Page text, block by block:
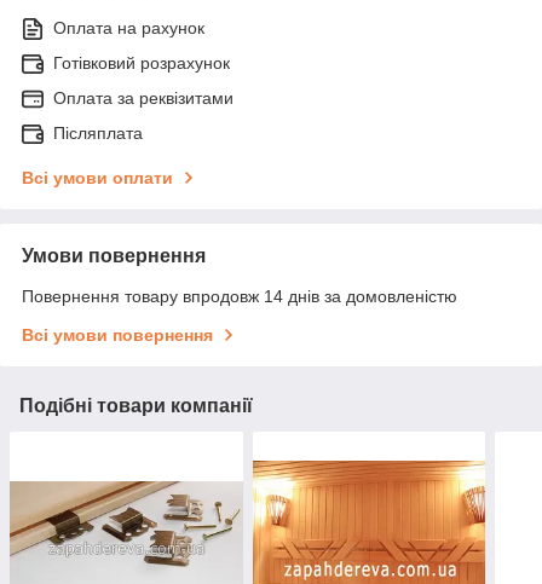
Оплата на рахунок
Готівковий розрахунок
Оплата за реквізитами
Післяплата
Всі умови оплати
Умови повернення
Повернення товару впродовж 14 днів за домовленістю
Всі умови повернення
Подібні товари компанії